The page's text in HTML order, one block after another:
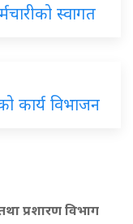
स्वागत
कार्य विभाजन
प्रशारण विभाग